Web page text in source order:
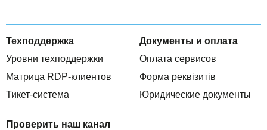
Техподдержка
Уровни техподдержки
Матрица RDP-клиентов
Тикет-система
Документы и оплата
Оплата сервисов
Форма реквізитів
Юридические документы
Проверить наш канал